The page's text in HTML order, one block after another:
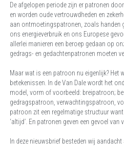
De afgelopen periode zijn er patronen
en worden oude vertrouwdheden en
aan ontmoetingspatronen, zoals handen
ons energieverbruik en ons Europese
allerlei manieren een beroep gedaan op
gedrags- en gedachtenpatronen moeten
Maar wat is een patroon nu eigenlijk? Het
betekenissen. In de Van Dale wordt het
model, vorm of voorbeeld: breipatroon;
gedragspatroon, verwachtingspatroon,
patroon zit een regelmatige structuur
‘altijd’. En patronen geven een gevoel van
In deze nieuwsbrief besteden wij